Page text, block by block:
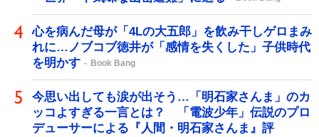
心を病んだ母が「4Lの大五郎」を飲み干しゲロまみ
れに…ノブコブ徳井が「感情を失くした」子供時代
を明かす
Book Bang
今思い出しても涙が出そう…「明石家さんま」のカ
ッコよすぎる一言とは？ 「電波少年」伝説のプロ
デューサーによる『人間・明石家さんま』評